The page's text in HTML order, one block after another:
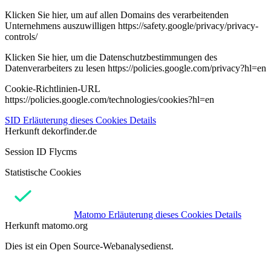
Klicken Sie hier, um auf allen Domains des verarbeitenden
Unternehmens auszuwilligen https://safety.google/privacy/privacy-
controls/
Klicken Sie hier, um die Datenschutzbestimmungen des
Datenverarbeiters zu lesen https://policies.google.com/privacy?hl=en
Cookie-Richtlinien-URL
https://policies.google.com/technologies/cookies?hl=en
SID Erläuterung dieses Cookies Details
Herkunft dekorfinder.de
Session ID Flycms
Statistische Cookies
Matomo Erläuterung dieses Cookies Details
Herkunft matomo.org
Dies ist ein Open Source-Webanalysedienst.